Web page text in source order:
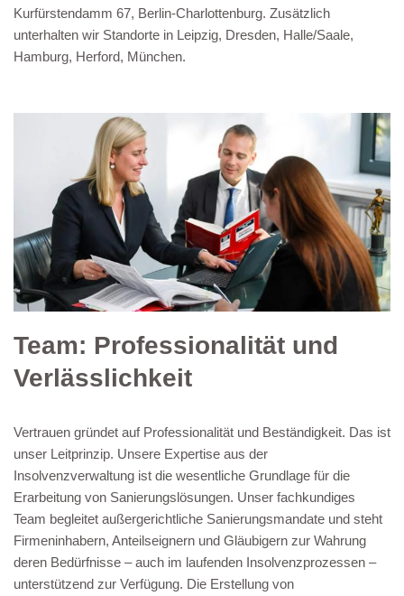
Kurfürstendamm 67, Berlin-Charlottenburg. Zusätzlich
unterhalten wir Standorte in Leipzig, Dresden, Halle/Saale,
Hamburg, Herford, München.
Team: Professionalität und
Verlässlichkeit
Vertrauen gründet auf Professionalität und Beständigkeit. Das ist
unser Leitprinzip. Unsere Expertise aus der
Insolvenzverwaltung ist die wesentliche Grundlage für die
Erarbeitung von Sanierungslösungen. Unser fachkundiges
Team begleitet außergerichtliche Sanierungsmandate und steht
Firmeninhabern, Anteilseignern und Gläubigern zur Wahrung
deren Bedürfnisse – auch im laufenden Insolvenzprozessen –
unterstützend zur Verfügung. Die Erstellung von